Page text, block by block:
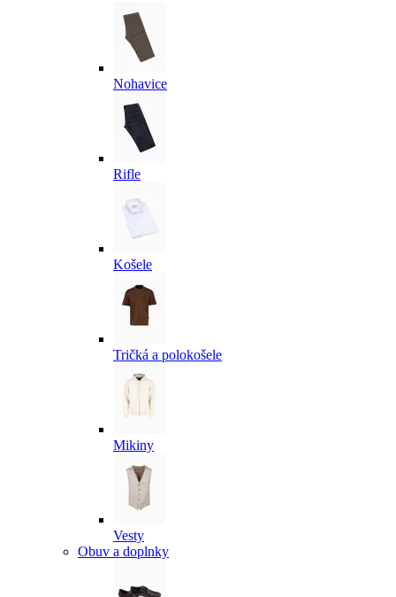
Nohavice
Rifle
Košele
Tričká a polokošele
Mikiny
Vesty
Obuv a doplnky